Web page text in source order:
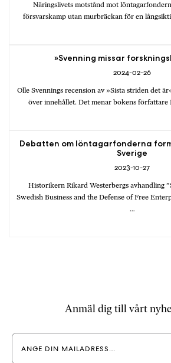
Näringslivets motstånd mot
försvarskamp utan murbräckan för en
2024-02-26
»Svenning missar
Olle Svennings recension av »Sista striden det
över innehållet. Det menar bokens författare
2023-10-27
Debatten om löntagarfonderna
Sverige
Historikern Rikard Westerbergs avhandling
Swedish Business and the Defense of Free
…
Anmäl dig till vårt